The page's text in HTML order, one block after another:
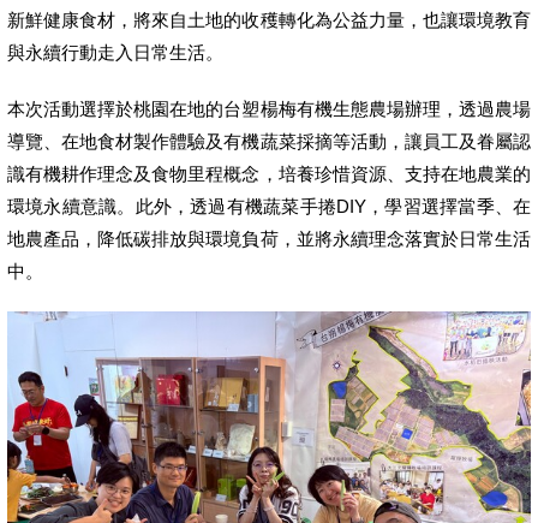
新鮮健康食材，將來自土地的收穫轉化為公益力量，也讓環境教育
與永續行動走入日常生活。
本次活動選擇於桃園在地的台塑楊梅有機生態農場辦理，透過農場
導覽、在地食材製作體驗及有機蔬菜採摘等活動，讓員工及眷屬認
識有機耕作理念及食物里程概念，培養珍惜資源、支持在地農業的
環境永續意識。此外，透過有機蔬菜手捲DIY，學習選擇當季、在
地農產品，降低碳排放與環境負荷，並將永續理念落實於日常生活
中。